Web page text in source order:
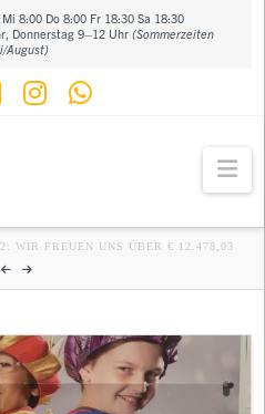
8:00 Do 8:00 Fr 18:30 Sa 18:30
Donnerstag 9–12 Uhr (Sommerzeiten
August)
WIR FREUEN UNS ÜBER € 12.478,03